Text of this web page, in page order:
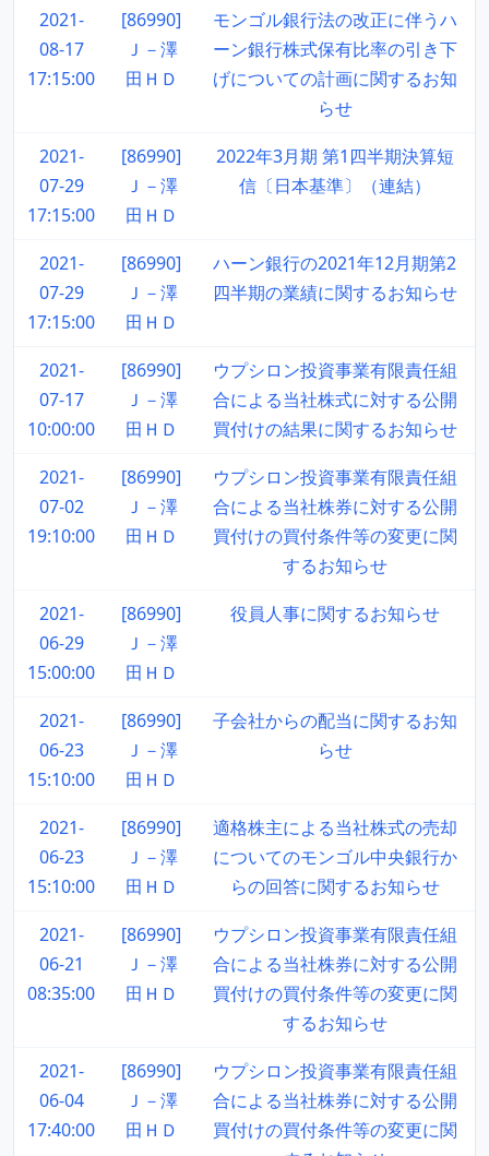
2021-
08-17
17:15:00
[86990]
Ｊ－澤
田ＨＤ
モンゴル銀行法の改正に伴うハ
ーン銀行株式保有比率の引き下
げについての計画に関するお知
らせ
2021-
07-29
17:15:00
[86990]
Ｊ－澤
田ＨＤ
2022年3月期 第1四半期決算短
信〔日本基準〕（連結）
2021-
07-29
17:15:00
[86990]
Ｊ－澤
田ＨＤ
ハーン銀行の2021年12月期第2
四半期の業績に関するお知らせ
2021-
07-17
10:00:00
[86990]
Ｊ－澤
田ＨＤ
ウプシロン投資事業有限責任組
合による当社株式に対する公開
買付けの結果に関するお知らせ
2021-
07-02
19:10:00
[86990]
Ｊ－澤
田ＨＤ
ウプシロン投資事業有限責任組
合による当社株券に対する公開
買付けの買付条件等の変更に関
するお知らせ
2021-
06-29
15:00:00
[86990]
Ｊ－澤
田ＨＤ
役員人事に関するお知らせ
2021-
06-23
15:10:00
[86990]
Ｊ－澤
田ＨＤ
子会社からの配当に関するお知
らせ
2021-
06-23
15:10:00
[86990]
Ｊ－澤
田ＨＤ
適格株主による当社株式の売却
についてのモンゴル中央銀行か
らの回答に関するお知らせ
2021-
06-21
08:35:00
[86990]
Ｊ－澤
田ＨＤ
ウプシロン投資事業有限責任組
合による当社株券に対する公開
買付けの買付条件等の変更に関
するお知らせ
2021-
06-04
17:40:00
[86990]
Ｊ－澤
田ＨＤ
ウプシロン投資事業有限責任組
合による当社株券に対する公開
買付けの買付条件等の変更に関